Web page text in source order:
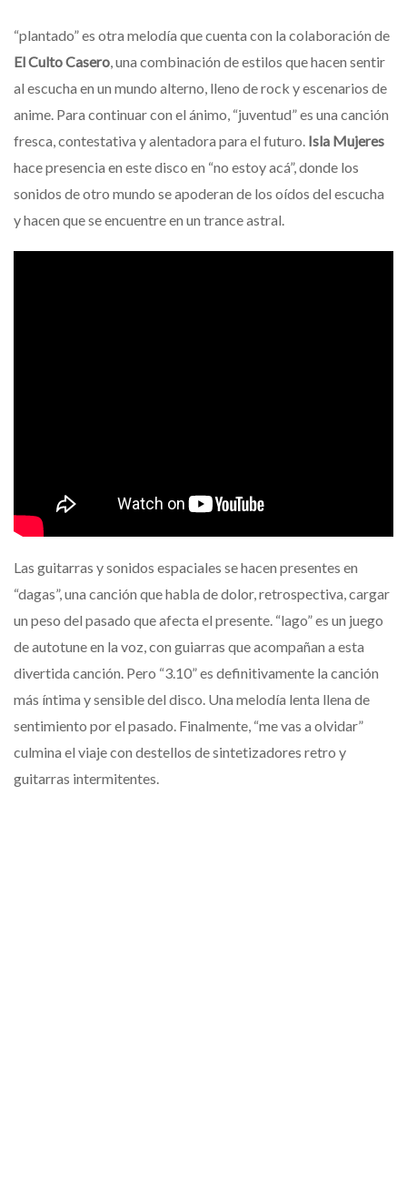
“plantado” es otra melodía que cuenta con la colaboración de
El Culto Casero , una combinación de estilos que hacen sentir
al escucha en un mundo alterno, lleno de rock y escenarios de
anime. Para continuar con el ánimo, “juventud” es una canción
fresca, contestativa y alentadora para el futuro. Isla Mujeres
hace presencia en este disco en “no estoy acá”, donde los
sonidos de otro mundo se apoderan de los oídos del escucha
y hacen que se encuentre en un trance astral.
Las guitarras y sonidos espaciales se hacen presentes en
“dagas”, una canción que habla de dolor, retrospectiva, cargar
un peso del pasado que afecta el presente. “lago” es un juego
de autotune en la voz, con guiarras que acompañan a esta
divertida canción. Pero “3.10” es definitivamente la canción
más íntima y sensible del disco. Una melodía lenta llena de
sentimiento por el pasado. Finalmente, “me vas a olvidar”
culmina el viaje con destellos de sintetizadores retro y
guitarras intermitentes.